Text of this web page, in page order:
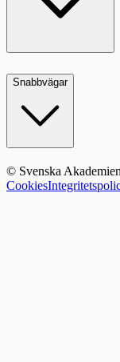
Snabbvägar
© Svenska Akademien
Cookies